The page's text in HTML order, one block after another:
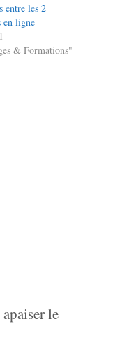
entre les 2
en ligne
& Formations"
le